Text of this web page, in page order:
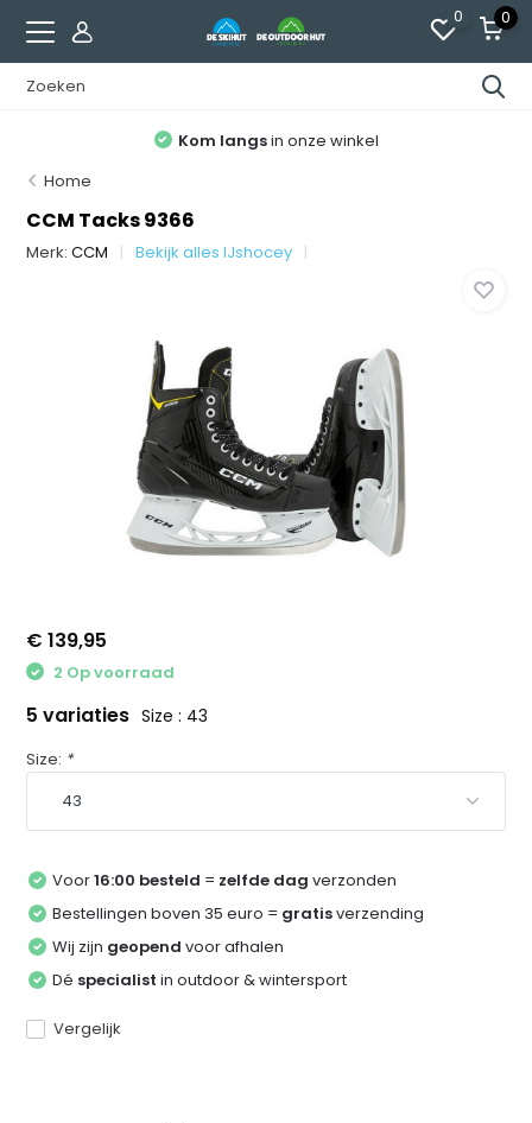
0 0
Kom langsin onze winkel
Home
CCM Tacks 9366
Merk:CCM Bekijk alles IJshocey
€ 139,95
2 Op voorraad
5 variaties Size : 43
Size: *
Voor16:00 besteld = zelfde dag verzonden
Bestellingen boven 35 euro = gratisverzending
Wij zijn geopend voor afhalen
Dé specialist in outdoor & wintersport
Vergelijk